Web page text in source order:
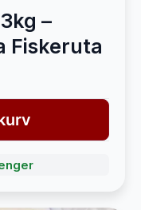
–
Fiskeruta